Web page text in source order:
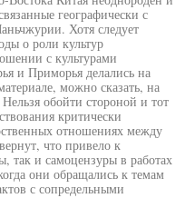
географически с
Хотя следует
о роли культур
с культурами
и Приморья делались на
можно сказать, на
обойти стороной и тот
критически
отношениях между
что привело к
так и самоцензуры в работах
они обращались к темам
с сопредельными